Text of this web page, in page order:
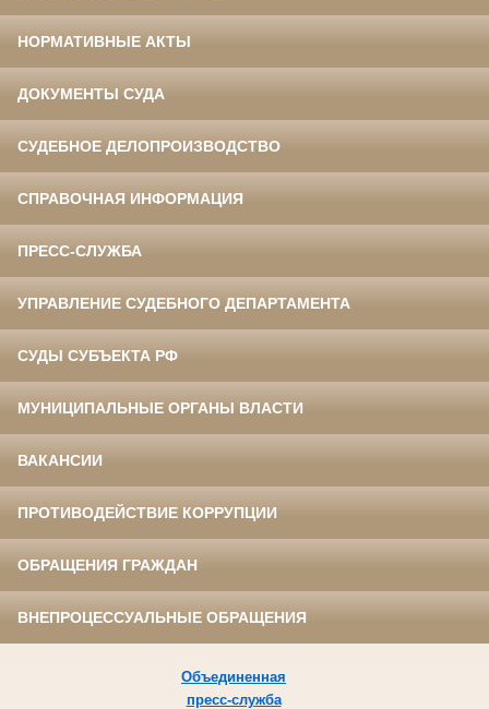
НОРМАТИВНЫЕ АКТЫ
ДОКУМЕНТЫ СУДА
СУДЕБНОЕ ДЕЛОПРОИЗВОДСТВО
СПРАВОЧНАЯ ИНФОРМАЦИЯ
ПРЕСС-СЛУЖБА
УПРАВЛЕНИЕ СУДЕБНОГО ДЕПАРТАМЕНТА
СУДЫ СУБЪЕКТА РФ
МУНИЦИПАЛЬНЫЕ ОРГАНЫ ВЛАСТИ
ВАКАНСИИ
ПРОТИВОДЕЙСТВИЕ КОРРУПЦИИ
ОБРАЩЕНИЯ ГРАЖДАН
ВНЕПРОЦЕССУАЛЬНЫЕ ОБРАЩЕНИЯ
Объединенная
пресс-служба